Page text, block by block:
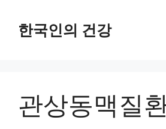
한국인의 건강
관상동맥질